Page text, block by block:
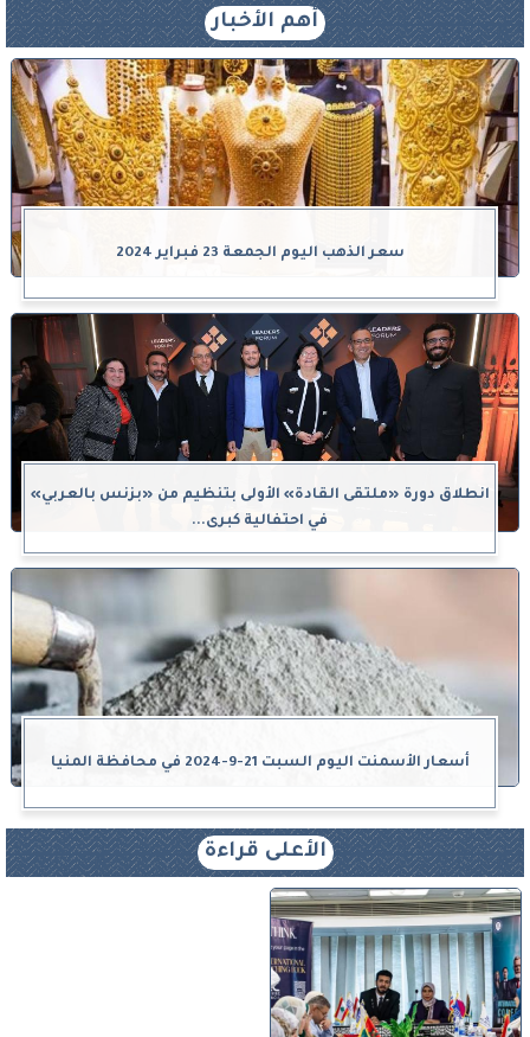
أهم الأخبار
سعر الذهب اليوم الجمعة 23 فبراير 2024
انطلاق دورة «ملتقى القادة» الأولى بتنظيم من «بزنس بالعربي»
في احتفالية كبرى...
أسعار الأسمنت اليوم السبت 21-9-2024 في محافظة المنيا
الأعلى قراءة